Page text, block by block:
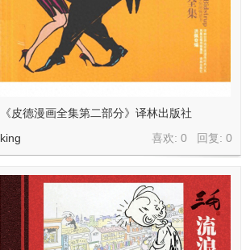
《皮德漫画全集第二部分》译林出版社
喜欢: 0 回复:0
king